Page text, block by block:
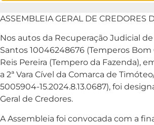
ASSEMBLEIA GERAL DE CREDORES
Nos autos da Recuperação Judicial
Santos 10046248676 (Temperos Bom
Reis Pereira (Tempero da Fazenda),
a 2ª Vara Cível da Comarca de
5005904-15.2024.8.13.0687), foi
Geral de Credores.
A Assembleia foi convocada com a